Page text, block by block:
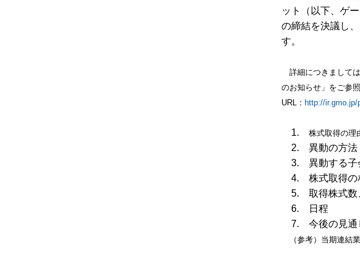
ット（以下、ゲ
の締結を決議し
す。
詳細につきまして
のお知らせ」をご参照
URL： http://
1. 株式取得の理
2.
異動の方法
3.
異動する
4.
株式取得
5.
取得株式
6.
日程
7.
今後の見通
（参考）当期連結